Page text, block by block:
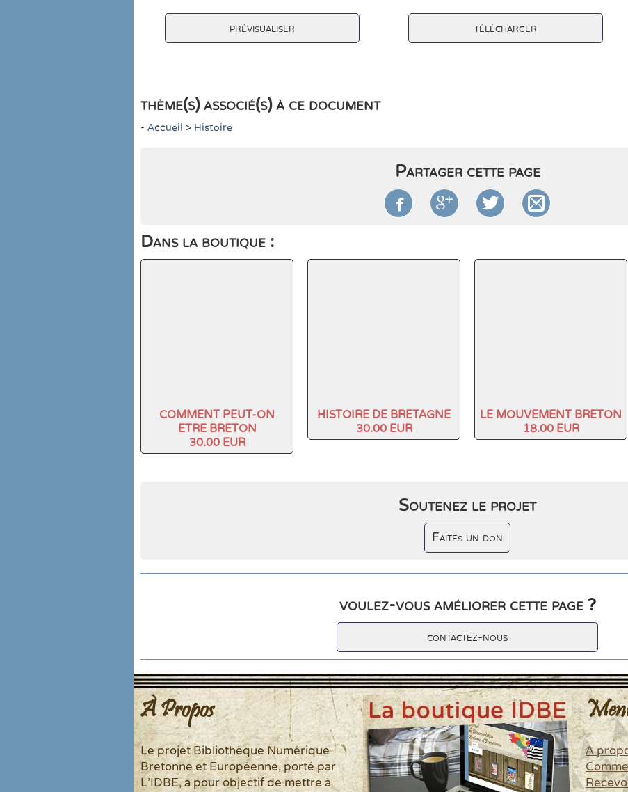
prévisualiser télécharger
thème(s) associé(s) à ce document
- Accueil > Histoire
Partager cette page
   
Dans la boutique :
COMMENT PEUT-ON
ETRE BRETON
30.00 EUR
HISTOIRE DE BRETAGNE
30.00 EUR
LE MOUVEMENT BRETON
18.00 EUR
Soutenez le projet
Faites un don
voulez-vous améliorer cette page ?
contactez-nous
À Propos
Le projet Bibliothèque Numérique
Bretonne et Européenne, porté par
L'IDBE, a pour objectif de mettre à
A